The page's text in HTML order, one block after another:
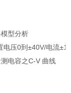
型分析
电压0到±40V/电流
电容之C-V 曲线